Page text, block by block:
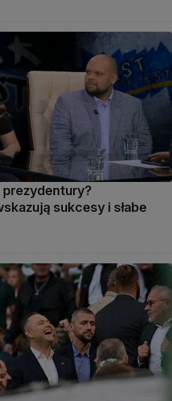
prezydentury?
sukcesy i słabe